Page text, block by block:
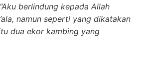
berlindung kepada Allah
namun seperti yang dikatakan
dua ekor kambing yang